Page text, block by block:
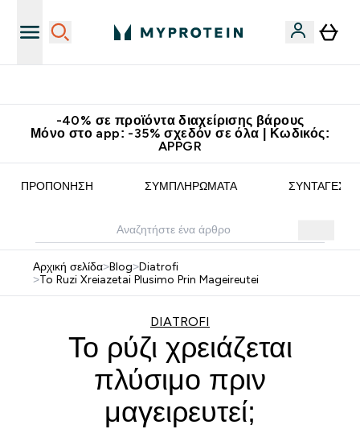
-40% σε προϊόντα διαχείρισης βάρους
Μόνο στο app: -35% σχεδόν σε όλα | Κωδικός:
APPGR
ΠΡΟΠΌΝΗΣΗ ΣΥΜΠΛΗΡΏΜΑΤΑ ΣΥΝΤΑΓΈΣ
Αρχική σελίδα>Blog>Diatrofi
>To Ruzi Xreiazetai Plusimo Prin Mageireutei
DIATROFI
Το ρύζι χρειάζεται
πλύσιμο πριν
μαγειρευτεί;